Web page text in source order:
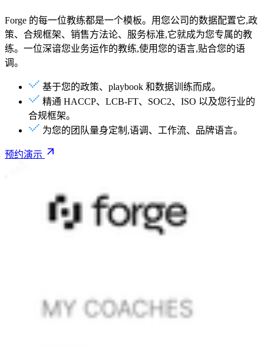
Forge 的每一位教练都是一个模板。用您公司的数据配置它,政
策、合规框架、销售方法论、服务标准,它就成为您专属的教
练。一位深谙您业务运作的教练,使用您的语言,贴合您的语
调。
基于您的政策、playbook 和数据训练而成。
精通 HACCP、LCB-FT、SOC2、ISO 以及您行业的
合规框架。
为您的团队量身定制,语调、工作流、品牌语言。
预约演示